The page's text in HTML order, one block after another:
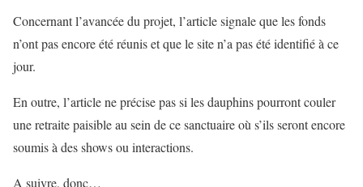
Concernant l’avancée du projet, l’article signale que les fonds
n’ont pas encore été réunis et que le site n’a pas été identifié à ce
jour.
En outre, l’article ne précise pas si les dauphins pourront couler
une retraite paisible au sein de ce sanctuaire où s’ils seront encore
soumis à des shows ou interactions.
A suivre, donc…